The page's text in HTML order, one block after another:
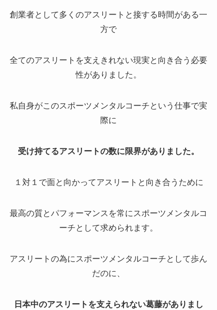
創業者として多くのアスリートと接する時間がある一
方で
全てのアスリートを支えきれない現実と向き合う必要
性がありました。
私自身がこのスポーツメンタルコーチという仕事で実
際に
受け持てるアスリートの数に限界がありました。
１対１で面と向かってアスリートと向き合うために
最高の質とパフォーマンスを常にスポーツメンタルコ
ーチとして求められます。
アスリートの為にスポーツメンタルコーチとして歩ん
だのに、
日本中のアスリートを支えられない葛藤がありまし